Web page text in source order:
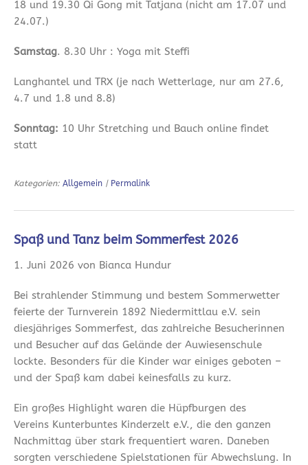
18 und 19.30 Qi Gong mit Tatjana (nicht am 17.07 und
24.07.)
Samstag. 8.30 Uhr : Yoga mit Steffi
Langhantel und TRX (je nach Wetterlage, nur am 27.6,
4.7 und 1.8 und 8.8)
Sonntag: 10 Uhr Stretching und Bauch online findet
statt
Kategorien: Allgemein | Permalink
Spaß und Tanz beim Sommerfest 2026
1. Juni 2026 von Bianca Hundur
Bei strahlender Stimmung und bestem Sommerwetter
feierte der Turnverein 1892 Niedermittlau e.V. sein
diesjähriges Sommerfest, das zahlreiche Besucherinnen
und Besucher auf das Gelände der Auwiesenschule
lockte. Besonders für die Kinder war einiges geboten –
und der Spaß kam dabei keinesfalls zu kurz.
Ein großes Highlight waren die Hüpfburgen des
Vereins Kunterbuntes Kinderzelt e.V., die den ganzen
Nachmittag über stark frequentiert waren. Daneben
sorgten verschiedene Spielstationen für Abwechslung. In